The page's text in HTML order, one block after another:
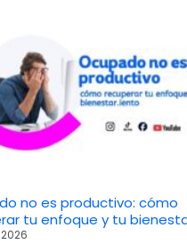
no es productivo: cómo
tu enfoque y tu